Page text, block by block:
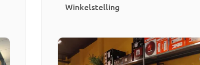
Winkelstelling